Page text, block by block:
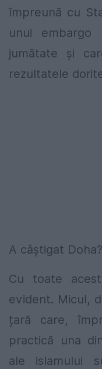
împreună cu
unui
jumătate şi
rezultatele
A câștigat Doha?
Cu toate
evident. Micul,
țară care,
practică una
ale islamului